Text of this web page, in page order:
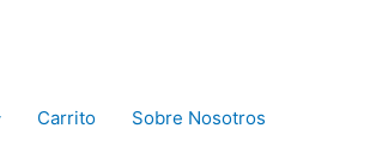
Carrito Sobre Nosotros